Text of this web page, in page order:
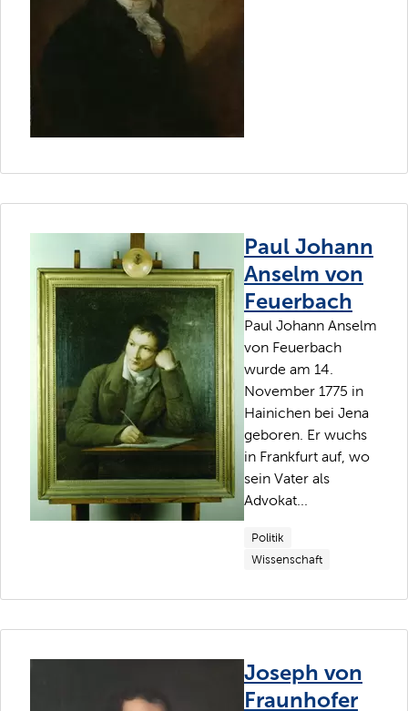
Paul Johann
Anselm von
Feuerbach
Paul Johann Anselm
von Feuerbach
wurde am 14.
November 1775 in
Hainichen bei Jena
geboren. Er wuchs
in Frankfurt auf, wo
sein Vater als
Advokat...
Politik
Wissenschaft
Joseph von
Fraunhofer